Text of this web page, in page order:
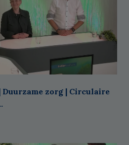
Duurzame zorg | Circulaire